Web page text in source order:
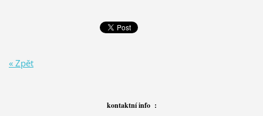
« Zpět
kontaktní info :